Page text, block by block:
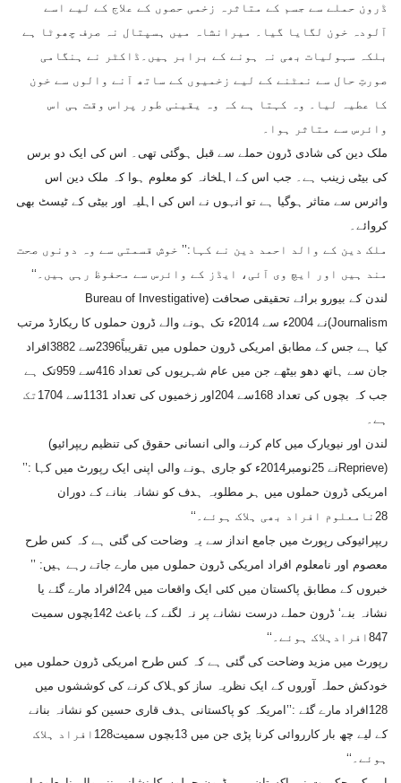
ڈرون حملے سے جسم کے متاثرہ زخمی حصوں کے علاج کے لیے اسے
آلودہ خون لگایا گیا۔ میرانشاہ میں ہسپتال نہ صرف چھوٹا ہے
بلکہ سہولیات بھی نہ ہونے کے برابر ہیں۔ڈاکٹر نے ہنگامی
صورتِ حال سے نمٹنے کے لیے زخمیوں کے ساتھ آنے والوں سے خون
کا عطیہ لیا۔ وہ کہتا ہے کہ وہ یقینی طور پراس وقت ہی اس
وائرس سے متاثر ہوا۔
ملک دین کی شادی ڈرون حملے سے قبل ہوگئی تھی۔ اس کی ایک دو برس
کی بیٹی زینب ہے۔ جب اس کے اہلخانہ کو معلوم ہوا کہ ملک دین اس
وائرس سے متاثر ہوگیا ہے تو انہوں نے اس کی اہلیہ اور بیٹی کے ٹیسٹ بھی
کروائے۔
ملک دین کے والد احمد دین نے کہا:’’ خوش قسمتی سے وہ دونوں صحت
مند ہیں اور ایچ وی آئی، ایڈز کے وائرس سے محفوظ رہی ہیں۔‘‘
لندن کے بیورو برائے تحقیقی صحافت (Bureau of Investigative
Journalism)نے 2004ء سے 2014ء تک ہونے والے ڈرون حملوں کا ریکارڈ مرتب
کیا ہے جس کے مطابق امریکی ڈرون حملوں میں تقریباً2396سے 3882افراد
جان سے ہاتھ دھو بیٹھے جن میں عام شہریوں کی تعداد 416سے 959تک ہے
جب کہ بچوں کی تعداد 168سے 204اور زخمیوں کی تعداد 1131سے 1704تک
ہے۔
لندن اور نیویارک میں کام کرنے والی انسانی حقوق کی تنظیم ریپرائیو)
(Reprieveنے 25نومبر2014ء کو جاری ہونے والی اپنی ایک رپورٹ میں کہا :’’
امریکی ڈرون حملوں میں ہر مطلوبہ ہدف کو نشانہ بنانے کے دوران
28نامعلوم افراد بھی ہلاک ہوئے۔‘‘
ریپرائیوکی رپورٹ میں جامع انداز سے یہ وضاحت کی گئی ہے کہ کس طرح
معصوم اور نامعلوم افراد امریکی ڈرون حملوں میں مارے جاتے رہے ہیں: ’’
خبروں کے مطابق پاکستان میں کئی ایک واقعات میں 24افراد مارے گئے یا
نشانہ بنے‘ ڈرون حملے درست نشانے پر نہ لگنے کے باعث 142بچوں سمیت
847افرادہلاک ہوئے۔‘‘
رپورٹ میں مزید وضاحت کی گئی ہے کہ کس طرح امریکی ڈرون حملوں میں
خودکش حملہ آوروں کے ایک نظریہ ساز کوہلاک کرنے کی کوششوں میں
128افراد مارے گئے :’’امریکہ کو پاکستانی ہدف قاری حسین کو نشانہ بنانے
کے لیے چھ بار کارروائی کرنا پڑی جن میں 13بچوں سمیت128افراد ہلاک
ہوئے۔‘‘